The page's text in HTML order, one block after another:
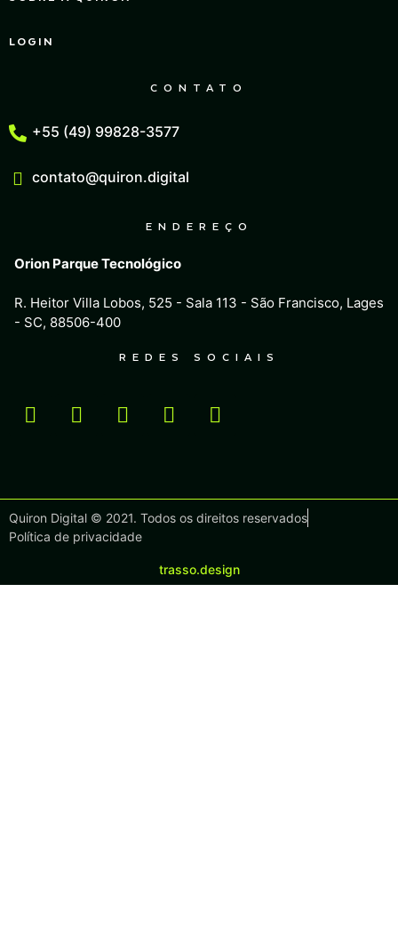
LOGIN
CONTATO
+55 (49) 99828-3577
contato@quiron.digital
ENDEREÇO
Orion Parque Tecnológico
R. Heitor Villa Lobos, 525 - Sala 113 - São Francisco, Lages
- SC, 88506-400
REDES SOCIAIS
Quiron Digital © 2021. Todos os direitos reservados
Política de privacidade
trasso.design